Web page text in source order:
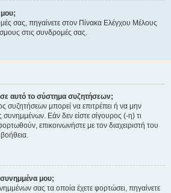
σας, πηγαίνετε στον Πίνακα Ελέγχου Μέλους
στις συνδρομές σας.
σε αυτό το σύστημα συζητήσεων;
συζητήσεων μπορεί να επιτρέπει ή να μην
συνημμένων. Εάν δεν είστε σίγουρος (-η) τι
επικοινωνήστε με τον διαχειριστή του
μου;
σας τα οποία έχετε φορτώσει, πηγαίνετε